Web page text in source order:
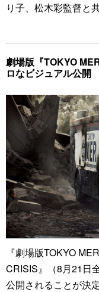
り子、松木彩監督と
劇場版『TOKYO
ロなビジュアル公開
『劇場版TOKYO
CRISIS』（8月21日
公開されることが決定